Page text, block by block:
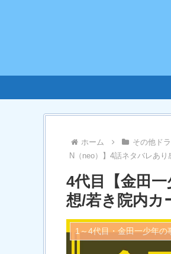
ホーム その他ド
N（neo）】4話ネタバレあ
4代目【金田
想/若き院内カ
1～4代目・金田一少年の